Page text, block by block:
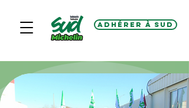
Adhérer à SUD